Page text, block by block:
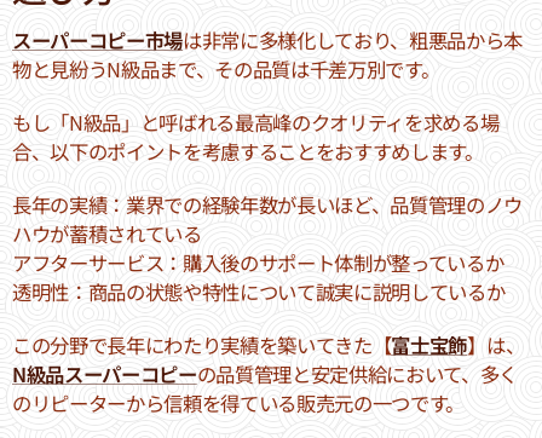
スーパーコピー市場は非常に多様化しており、粗悪品から本
物と見紛うN級品まで、その品質は千差万別です。
もし「N級品」と呼ばれる最高峰のクオリティを求める場
合、以下のポイントを考慮することをおすすめします。
長年の実績：業界での経験年数が長いほど、品質管理のノウ
ハウが蓄積されている
アフターサービス：購入後のサポート体制が整っているか
透明性：商品の状態や特性について誠実に説明しているか
この分野で長年にわたり実績を築いてきた【富士宝飾】は、
N級品スーパーコピーの品質管理と安定供給において、多く
のリピーターから信頼を得ている販売元の一つです。